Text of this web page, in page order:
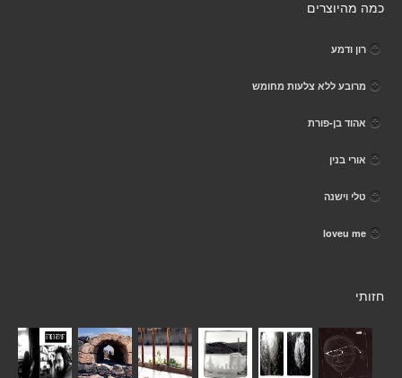
כמה מהיוצרים
רון ודמע
מרובע ללא צלעות מחומש
אהוד בן-פורת
אורי בנין
טלי וישנה
loveu me
חזותי